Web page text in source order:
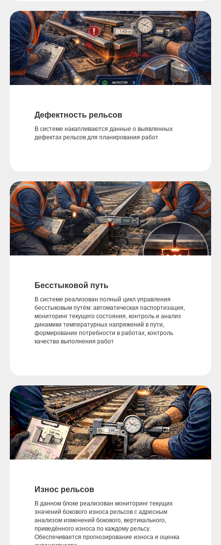
Дефектность рельсов
В системе накапливаются данные о выявленных
дефектах рельсов для планирования работ
Бесстыковой путь
В системе реализован полный цикл управления
бесстыковым путём: автоматическая паспортизация,
мониторинг текущего состояния, контроль и анализ
динамики температурных напряжений в пути,
формирование потребности в работах, контроль
качества выполнения работ
Износ рельсов
В данном блоке реализован мониторинг текущих
значений бокового износа рельсов с адресным
анализом изменений бокового, вертикального,
приведённого износа по каждому рельсу.
Обеспечивается прогнозирование износа и оценка